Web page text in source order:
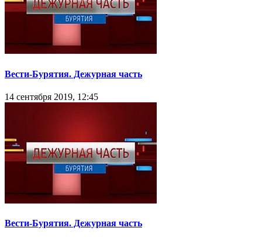
Вести-Бурятия. Дежурная часть
14 сентября 2019, 12:45
Вести-Бурятия. Дежурная часть